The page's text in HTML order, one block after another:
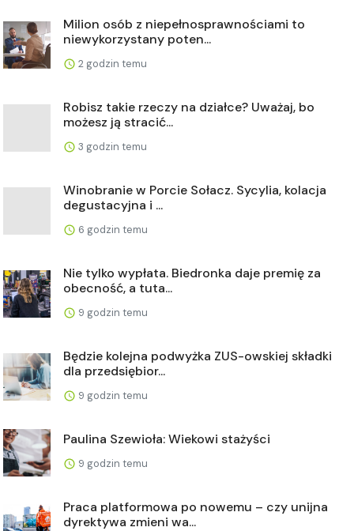
Milion osób z niepełnosprawnościami to
niewykorzystany poten...
2 godzin temu
Robisz takie rzeczy na działce? Uważaj, bo
możesz ją stracić...
3 godzin temu
Winobranie w Porcie Sołacz. Sycylia, kolacja
degustacyjna i ...
6 godzin temu
Nie tylko wypłata. Biedronka daje premię za
obecność, a tuta...
9 godzin temu
Będzie kolejna podwyżka ZUS-owskiej składki
dla przedsiębior...
9 godzin temu
Paulina Szewioła: Wiekowi stażyści
9 godzin temu
Praca platformowa po nowemu – czy unijna
dyrektywa zmieni wa...